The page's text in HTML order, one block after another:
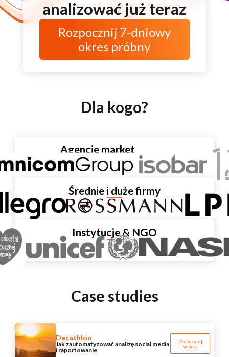
analizować już teraz
Rozpocznij 7-dniowy
okres próbny
Dla kogo?
Agencje marketingowe
Średnie i duże firmy
Instytucje & NGO
Case studies
Decathlon
Jak zautomatyzować analizę social media
i raportowanie
Przeczytaj
więcej